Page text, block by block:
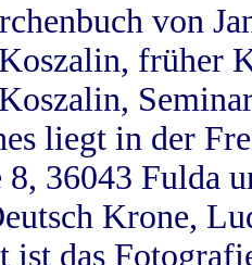
von
früher
liegt in der
8, 36043 Fulda
Krone,
das